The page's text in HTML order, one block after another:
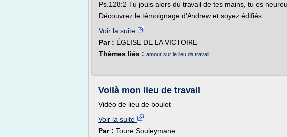
Ps.128:2 Tu jouis alors du travail de tes mains, tu es
Découvrez le témoignage d'Andrew et soyez édifiés.
Voir la suite
Par : ÉGLISE DE LA VICTOIRE
Thèmes liés : amour sur le lieu de travail
Voilà mon lieu de travail
Vidéo de lieu de boulot
Voir la suite
Par : Toure Souleymane